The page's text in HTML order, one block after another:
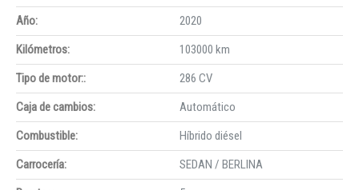
Año:
2020
Kilómetros:
103000 km
Tipo de motor::
286 CV
Caja de cambios:
Automático
Combustible:
Híbrido diésel
Carrocería:
SEDAN / BERLINA